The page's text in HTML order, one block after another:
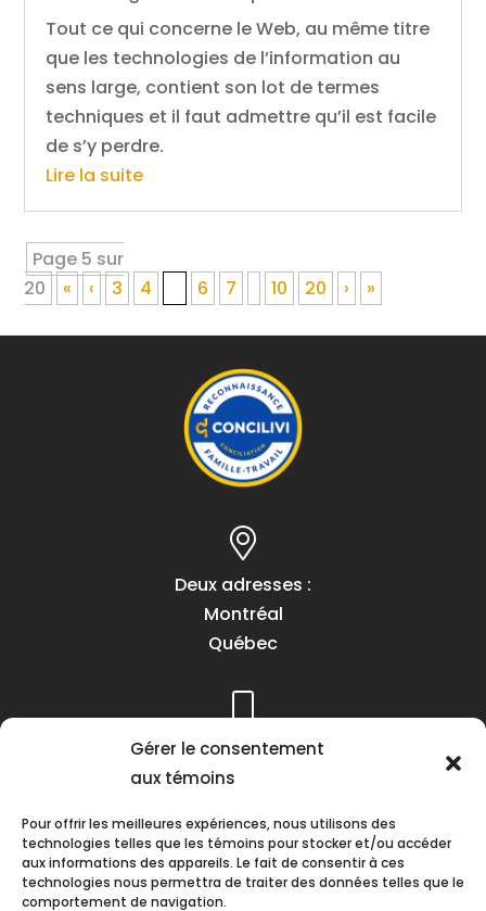
Gérer le consentement
aux témoins
Pour offrir les meilleures expériences, nous utilisons des
technologies telles que les témoins pour stocker et/ou accéder
aux informations des appareils. Le fait de consentir à ces
technologies nous permettra de traiter des données telles que le
comportement de navigation.
Tout ce qui concerne le Web, au même titre
que les technologies de l’information au
sens large, contient son lot de termes
techniques et il faut admettre qu’il est facile
de s’y perdre.
Lire la suite
Page 5 sur
20
« ‹ 3 4 6 7 10 20 › »
Deux adresses :
Montréal
Québec
Téléphone :
(418) 622-1001